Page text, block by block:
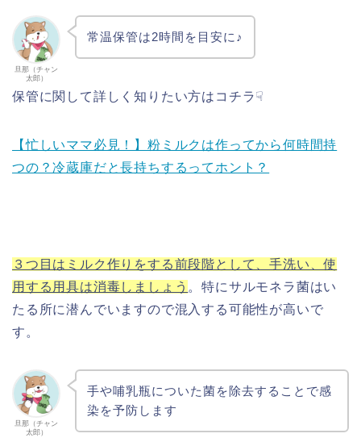
旦那（チャン
太郎）
常温保管は2時間を目安に♪
保管に関して詳しく知りたい方はコチラ☟
【忙しいママ必見！】粉ミルクは作ってから何時間持
つの？冷蔵庫だと長持ちするってホント？
３つ目はミルク作りをする前段階として、手洗い、使
用する用具は消毒しましょう 。特にサルモネラ菌はい
たる所に潜んでいますので混入する可能性が高いで
す。
旦那（チャン
太郎）
手や哺乳瓶についた菌を除去することで感
染を予防します